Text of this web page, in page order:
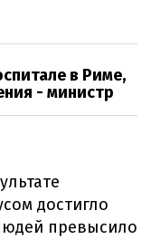
в Риме,
- министр
достигло
превысило